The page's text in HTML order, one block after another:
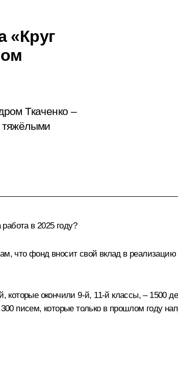
«Круг
Ткаченко –
тяжёлыми
в 2025 году?
что фонд вносит свой вклад в
которые окончили 9-й, 11-й классы, –
писем, которые только в прошлом году